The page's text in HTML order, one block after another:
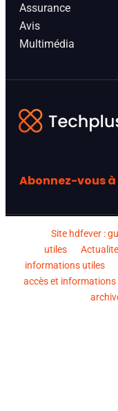
Assurance
Avis
Multimédia
Abonnez-vous
Site hdfever :
utiles
informations utiles
accès et informations